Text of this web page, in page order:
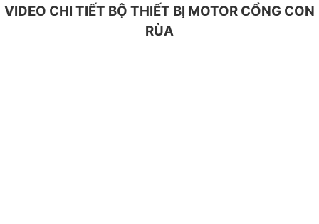
VIDEO CHI TIẾT BỘ THIẾT BỊ MOTOR CỔNG CON
RÙA